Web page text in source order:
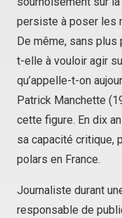
persiste à poser les
De même, sans plus
t-elle à vouloir agir
qu’appelle-t-on
Patrick Manchette
cette figure. En dix
sa capacité critique,
polars en France.
Journaliste durant
responsable de